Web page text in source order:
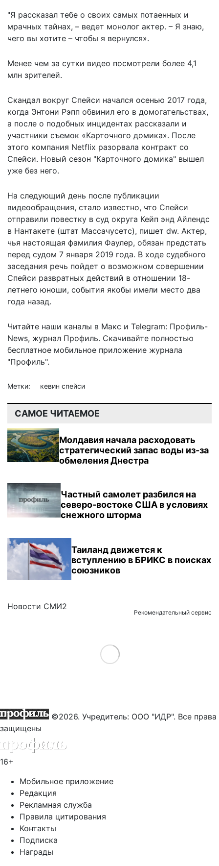
"Я рассказал тебе о своих самых потаенных и
мрачных тайнах, – ведет монолог актер. – Я знаю,
чего вы хотите – чтобы я вернулся».
Менее чем за сутки видео посмотрели более 4,1
млн зрителей.
Скандал вокруг Спейси начался осенью 2017 года,
когда Энтони Рэпп обвинил его в домогательствах,
а после о подобных инцидентах рассказали и
участники съемок «Карточного домика». После
этого компания Netflix разорвала контракт со
Спейси. Новый сезон "Карточного домика" вышел
уже без него.
На следующий день после публикации
видеообращения, стало известно, что Спейси
отправили повестку в суд округа Кейп энд Айлендс
в Нантакете (штат Массачусетс), пишет dw. Актер,
чья настоящая фамилия Фаулер, обязан предстать
перед судом 7 января 2019 года. В ходе судебного
заседания речь пойдет о возможном совершении
Спейси развратных действий в отношении 18-
летнего юноши, события якобы имели место два
года назад.
Читайте наши каналы в Макс и Telegram: Профиль-
News, журнал Профиль. Скачивайте полностью
бесплатное мобильное приложение журнала
"Профиль".
Метки: кевин спейси
САМОЕ ЧИТАЕМОЕ
Молдавия начала расходовать
стратегический запас воды из-за
обмеления Днестра
Частный самолет разбился на
северо-востоке США в условиях
снежного шторма
Таиланд движется к
вступлению в БРИКС в поисках
союзников
Новости СМИ2
Рекомендательный сервис
Load More
©2026. Учредитель: ООО "ИДР". Все права
защищены
16+
Мобильное приложение
Редакция
Рекламная служба
Правила цитирования
Контакты
Подписка
Награды